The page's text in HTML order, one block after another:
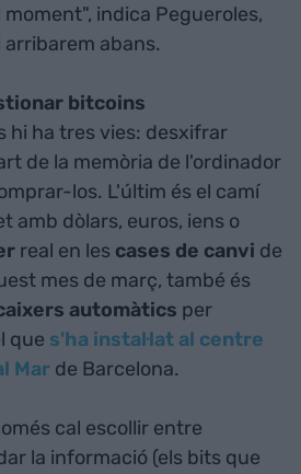
indica Pegueroles,
abans.
bitcoins
hi ha tres vies: desxifrar
de la memòria de l'ordinador
los. L'últim és el camí
amb dòlars, euros, iens o
real en les cases de canvi de
mes de març, també és
automàtics per
que s'ha instal·lat al centre
Mar de Barcelona.
cal escollir entre
la informació (els bits que